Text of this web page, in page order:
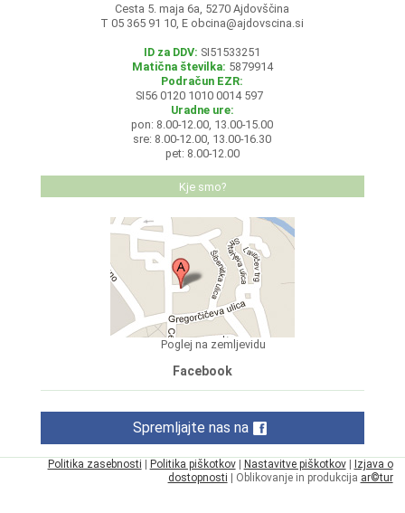
Cesta 5. maja 6a, 5270 Ajdovščina
T 05 365 91 10, E obcina@ajdovscina.si
ID za DDV: SI51533251
Matična številka: 5879914
Podračun EZR:
SI56 0120 1010 0014 597
Uradne ure:
pon: 8.00-12.00, 13.00-15.00
sre: 8.00-12.00, 13.00-16.30
pet: 8.00-12.00
Kje smo?
Poglej na zemljevidu
Facebook
Spremljajte nas na
Politika zasebnosti Politika piškotkov| Nastavitve piškotkov|
Izjava o
dostopnosti | Oblikovanje in produkcija ar©tur